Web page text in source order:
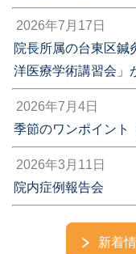
2026年7月17日
院長所属の台東区鍼
洋医療学術講習会」
2026年7月4日
季節のワンポイント
2026年3月11日
院内症例報告会
新着